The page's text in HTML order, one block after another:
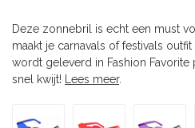
Deze zonnebril is echt een must
maakt je carnavals of festivals
wordt geleverd in Fashion
snel kwijt!
Lees meer.